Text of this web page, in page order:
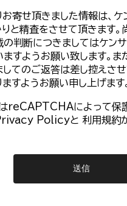
寄せ頂きました情報は、
と精査をさせて頂きます。
の判断につきましてはケン
すようお願い致します。ま
てのご返答は差し控えさ
すようお願い申し上げます
はreCAPTCHAによって保護
Policyと 利用規約